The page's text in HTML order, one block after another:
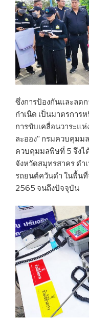
ซึ่งการป้องกันและลด
กำเนิด เป็นมาตรกา
การขับเคลื่อนวาระแ
ละออง” กรมควบคุมม
ควบคุมมลพิษที่ 5 จึงไ
จังหวัดสมุทรสาคร ดำ
รถยนต์ควันดำ ในพื้น
2565 จนถึงปัจจุบัน